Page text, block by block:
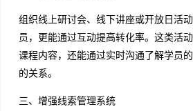
组织线上研讨会、线下讲座或开放日活
员，更能通过互动提高转化率。这类活
课程内容，还能通过实时沟通了解学员
的关系。
三、增强线索管理系统